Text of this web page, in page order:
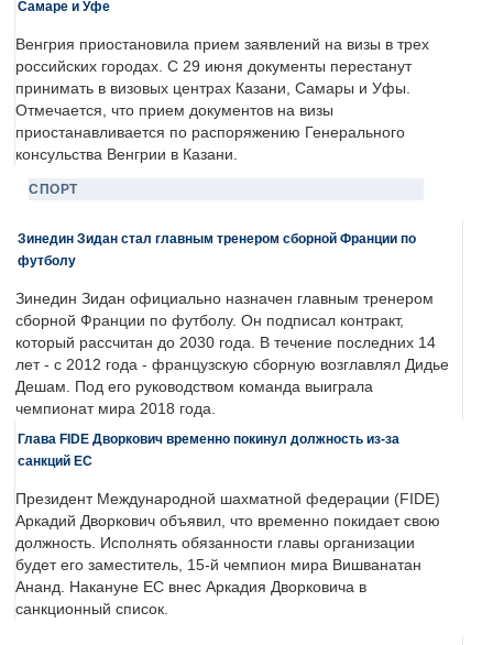
Самаре и Уфе
Венгрия приостановила прием заявлений на визы в трех
российских городах. С 29 июня документы перестанут
принимать в визовых центрах Казани, Самары и Уфы.
Отмечается, что прием документов на визы
приостанавливается по распоряжению Генерального
консульства Венгрии в Казани.
СПОРТ
Зинедин Зидан стал главным тренером сборной Франции по
футболу
Зинедин Зидан официально назначен главным тренером
сборной Франции по футболу. Он подписал контракт,
который рассчитан до 2030 года. В течение последних 14
лет - с 2012 года - французскую сборную возглавлял Дидье
Дешам. Под его руководством команда выиграла
чемпионат мира 2018 года.
Глава FIDE Дворкович временно покинул должность из-за
санкций ЕС
Президент Международной шахматной федерации (FIDE)
Аркадий Дворкович объявил, что временно покидает свою
должность. Исполнять обязанности главы организации
будет его заместитель, 15-й чемпион мира Вишванатан
Ананд. Накануне ЕС внес Аркадия Дворковича в
санкционный список.